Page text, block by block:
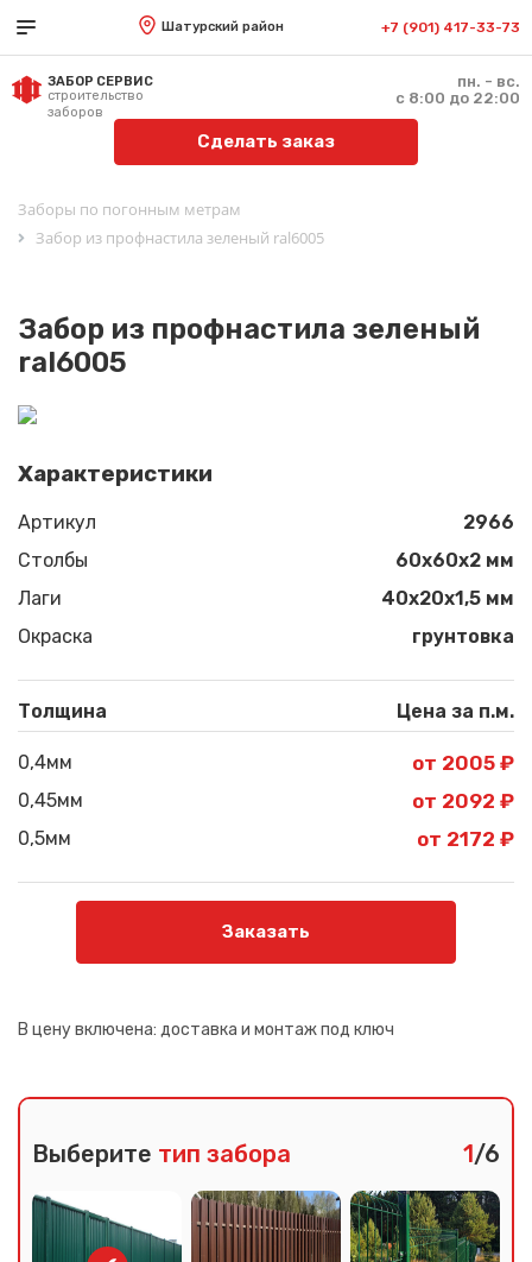
Шатурский район +7 (901) 417-33-73
ЗАБОР СЕРВИС
строительство
заборов
пн. - вс.
с 8:00 до 22:00
Сделать заказ
Заборы по погонным метрам
Забор из профнастила зеленый ral6005
Забор из профнастила зеленый
ral6005
Характеристики
Артикул
2966
Столбы
60х60х2 мм
Лаги
40х20х1,5 мм
Окраска
грунтовка
Толщина Цена за п.м.
0,4мм от 2005 ₽
0,45мм от 2092 ₽
0,5мм от 2172 ₽
Заказать
В цену включена: доставка и монтаж под ключ
Выберите тип забора 1/6